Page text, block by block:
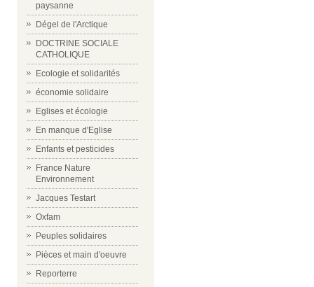
paysanne
Dégel de l'Arctique
DOCTRINE SOCIALE
CATHOLIQUE
Ecologie et solidarités
économie solidaire
Eglises et écologie
En manque d'Eglise
Enfants et pesticides
France Nature
Environnement
Jacques Testart
Oxfam
Peuples solidaires
Pièces et main d'oeuvre
Reporterre